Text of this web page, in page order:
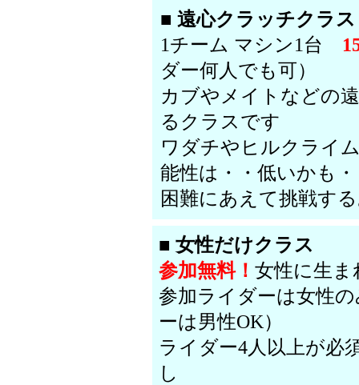
■ 遠心クラッチクラス
1チーム マシン1台
ダー何人でも可）
カブやメイトなどの
るクラスです
ワダチやヒルクライ
能性は・・低いかも
困難にあえて挑戦す
■ 女性だけクラス
参加無料！ 女性に生
参加ライダーは女性
ーは男性OK）
ライダー4人以上が必
し